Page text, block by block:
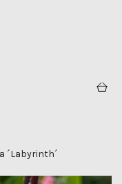
´Labyrinth´